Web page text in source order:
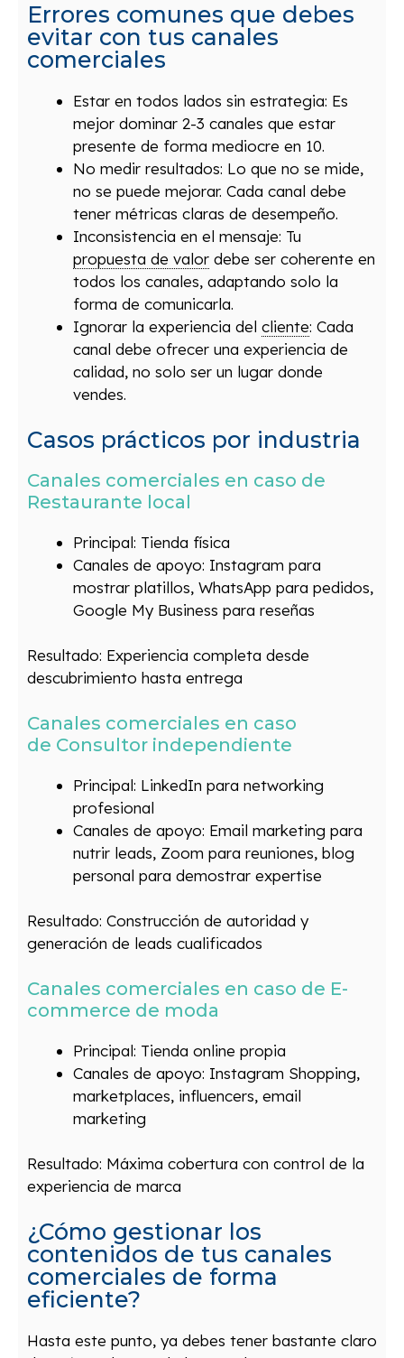
Errores comunes que debes
evitar con tus canales
comerciales
Estar en todos lados sin estrategia: Es
mejor dominar 2-3 canales que estar
presente de forma mediocre en 10.
No medir resultados: Lo que no se mide,
no se puede mejorar. Cada canal debe
tener métricas claras de desempeño.
Inconsistencia en el mensaje: Tu
propuesta de valor debe ser coherente en
todos los canales, adaptando solo la
forma de comunicarla.
Ignorar la experiencia del cliente: Cada
canal debe ofrecer una experiencia de
calidad, no solo ser un lugar donde
vendes.
Casos prácticos por industria
Canales comerciales en caso de
Restaurante local
Principal: Tienda física
Canales de apoyo: Instagram para
mostrar platillos, WhatsApp para pedidos,
Google My Business para reseñas
Resultado: Experiencia completa desde
descubrimiento hasta entrega
Canales comerciales en caso
de Consultor independiente
Principal: LinkedIn para networking
profesional
Canales de apoyo: Email marketing para
nutrir leads, Zoom para reuniones, blog
personal para demostrar expertise
Resultado: Construcción de autoridad y
generación de leads cualificados
Canales comerciales en caso de E-
commerce de moda
Principal: Tienda online propia
Canales de apoyo: Instagram Shopping,
marketplaces, influencers, email
marketing
Resultado: Máxima cobertura con control de la
experiencia de marca
¿Cómo gestionar los
contenidos de tus canales
comerciales de forma
eficiente?
Hasta este punto, ya debes tener bastante claro